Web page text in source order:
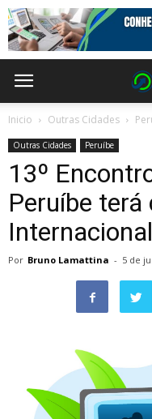
Inicio Outras Cidades
Outras Cidades Peruíbe
13º
Peruíbe terá
Internacional
Por Bruno Lamattina - 5 de